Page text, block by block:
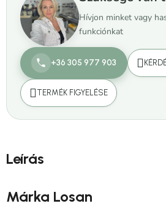
Hívjon minket vagy
funkciónkat
+36 305 977 903
TERMÉK FIGYELÉSE
Leírás
Márka Losan